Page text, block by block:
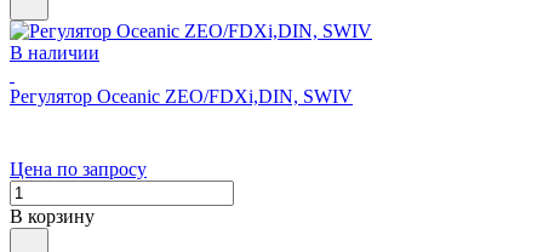
В наличии
Регулятор Oceanic ZEO/FDXi,DIN, SWIV
Цена по запросу
В корзину